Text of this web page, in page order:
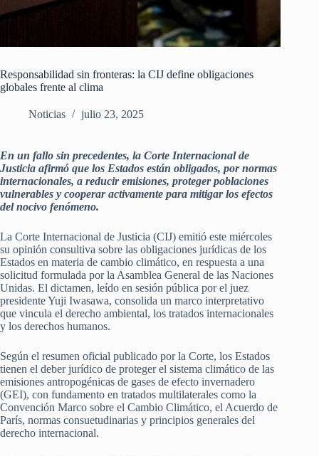
Responsabilidad sin fronteras: la CIJ define obligaciones
globales frente al clima
Noticias julio 23, 2025
En un fallo sin precedentes, la Corte Internacional de
Justicia afirmó que los Estados están obligados, por normas
internacionales, a reducir emisiones, proteger poblaciones
vulnerables y cooperar activamente para mitigar los efectos
del nocivo fenómeno.
La Corte Internacional de Justicia (CIJ) emitió este miércoles
su opinión consultiva sobre las obligaciones jurídicas de los
Estados en materia de cambio climático, en respuesta a una
solicitud formulada por la Asamblea General de las Naciones
Unidas. El dictamen, leído en sesión pública por el juez
presidente Yuji Iwasawa, consolida un marco interpretativo
que vincula el derecho ambiental, los tratados internacionales
y los derechos humanos.
Según el resumen oficial publicado por la Corte, los Estados
tienen el deber jurídico de proteger el sistema climático de las
emisiones antropogénicas de gases de efecto invernadero
(GEI), con fundamento en tratados multilaterales como la
Convención Marco sobre el Cambio Climático, el Acuerdo de
París, normas consuetudinarias y principios generales del
derecho internacional.